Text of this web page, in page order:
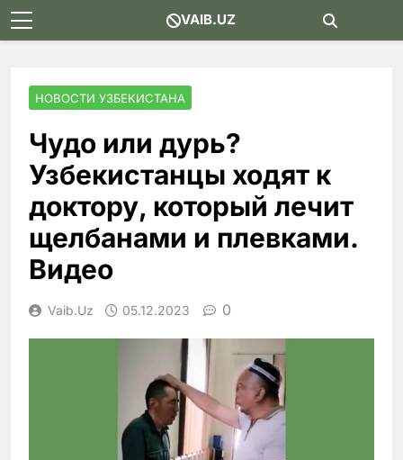
Skip
to
VAIB.UZ
НОВОСТИ УЗБЕКИСТАНА
Чудо или дурь?
Узбекистанцы ходят к
доктору, который лечит
щелбанами и плевками.
Видео
Vaib.uz 05.12.2023 0